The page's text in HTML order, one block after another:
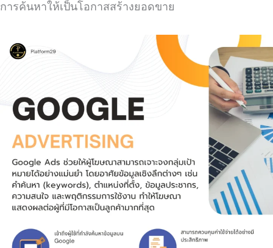
การค้นหาให้เป็นโอกาสสร้างยอดขาย